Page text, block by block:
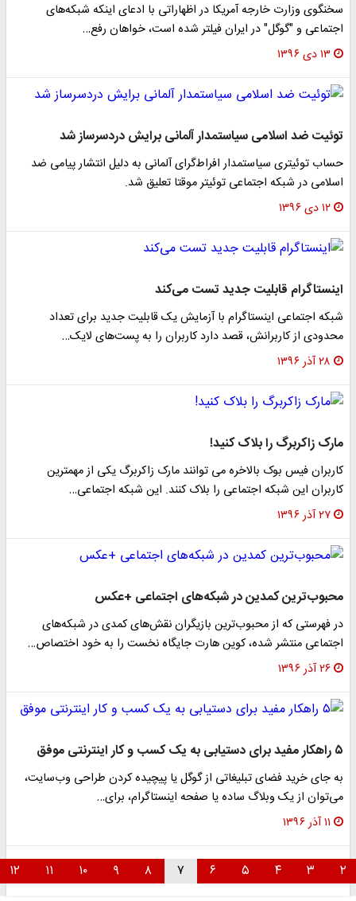
سخنگوی وزارت خارجه آمریکا در اظهاراتی با ادعای اینکه شبکه‌های
اجتماعی و "گوگل" در ایران فیلتر شده است، خواهان رفع…
۱۳ دی ۱۳۹۶
توئیت ضد اسلامی سیاستمدار آلمانی برایش دردسرساز شد
حساب توئیتری سیاستمدار افراط‌گرای آلمانی به دلیل انتشار پیامی ضد
اسلامی در شبکه اجتماعی توئیتر موقتا تعلیق شد.
۱۲ دی ۱۳۹۶
اینستاگرام قابلیت جدید تست می‌کند
شبکه اجتماعی اینستاگرام با آزمایش یک قابلیت جدید برای تعداد
محدودی از کاربرانش، قصد دارد کاربران را به پست‌های لایک…
۲۸ آذر ۱۳۹۶
مارک زاکربرگ را بلاک کنید!
کاربران فیس بوک بالاخره می توانند مارک زاکربرگ یکی از مهمترین
کاربران این شبکه اجتماعی را بلاک کنند. این شبکه اجتماعی…
۲۷ آذر ۱۳۹۶
محبوب‌ترین کمدین در شبکه‌های اجتماعی +عکس
در فهرستی که از محبوب‌ترین بازیگران نقش‌های کمدی در شبکه‌های
اجتماعی منتشر شده، کوین هارت جایگاه نخست را به خود اختصاص…
۲۶ آذر ۱۳۹۶
۵ راهکار مفید برای دستیابی به یک کسب و کار اینترنتی موفق
به جای خرید فضای تبلیغاتی از گوگل یا پیچیده کردن طراحی وب‌سایت،
می‌توان از یک وبلاگ ساده یا صفحه اینستاگرام، برای…
۱۱ آذر ۱۳۹۶
۲ ۳ ۴ ۵ ۶ ۷ ۸ ۹ ۱۰ ۱۱ ۱۲